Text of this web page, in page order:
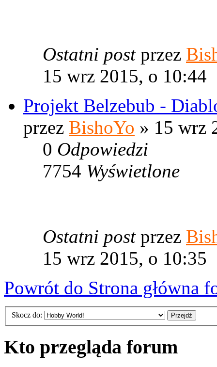
Ostatni post przez
15 wrz 2015, o 10:44
Projekt Belzebub -
przez BishoYo » 15 wrz
0 Odpowiedzi
7754 Wyświetlone
Ostatni post przez
15 wrz 2015, o 10:35
Powrót do Strona główna
Skocz do:
Kto przegląda forum